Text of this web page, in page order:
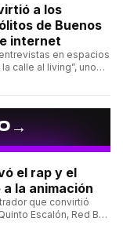
a los
de Buenos
internet
en espacios
calle al living”, uno
→
el rap y el
la animación
que convirtió
Escalón, Red Bull